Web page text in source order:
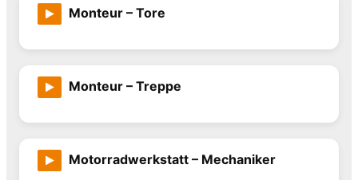
Monteur – Tore
Monteur – Treppe
Motorradwerkstatt – Mechaniker